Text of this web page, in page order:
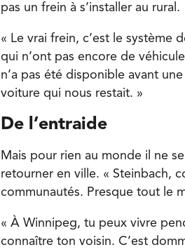
pas un frein à s’installer au rural.
« Le vrai frein, c’est le système
qui n’ont pas encore de
n’a pas été disponible avant
voiture qui nous restait. »
De l’entraide
Mais pour rien au monde il ne
retourner en ville. « Steinbach,
communautés. Presque tout le
« À Winnipeg, tu peux vivre
connaître ton voisin. C’est